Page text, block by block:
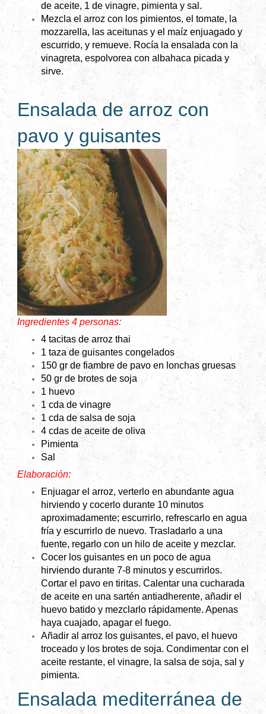
de aceite, 1 de vinagre, pimienta y sal.
Mezcla el arroz con los pimientos, el tomate, la
mozzarella, las aceitunas y el maíz enjuagado y
escurrido, y remueve. Rocía la ensalada con la
vinagreta, espolvorea con albahaca picada y
sirve.
Ensalada de arroz con
pavo y guisantes
Ingredientes 4 personas:
4 tacitas de arroz thai
1 taza de guisantes congelados
150 gr de fiambre de pavo en lonchas gruesas
50 gr de brotes de soja
1 huevo
1 cda de vinagre
1 cda de salsa de soja
4 cdas de aceite de oliva
Pimienta
Sal
Elaboración:
Enjuagar el arroz, verterlo en abundante agua
hirviendo y cocerlo durante 10 minutos
aproximadamente; escurrirlo, refrescarlo en agua
fría y escurrirlo de nuevo. Trasladarlo a una
fuente, regarlo con un hilo de aceite y mezclar.
Cocer los guisantes en un poco de agua
hirviendo durante 7-8 minutos y escurrirlos.
Cortar el pavo en tiritas. Calentar una cucharada
de aceite en una sartén antiadherente, añadir el
huevo batido y mezclarlo rápidamente. Apenas
haya cuajado, apagar el fuego.
Añadir al arroz los guisantes, el pavo, el huevo
troceado y los brotes de soja. Condimentar con el
aceite restante, el vinagre, la salsa de soja, sal y
pimienta.
Ensalada mediterránea de